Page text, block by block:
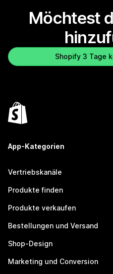
Möchtest
Shopify 3 Tage
App-Kategorien
Vertriebskanäle
Produkte finden
Produkte verkaufen
Bestellungen und Versand
Shop-Design
Marketing und Conversion